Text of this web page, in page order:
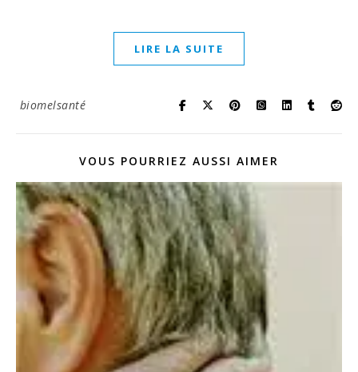
LIRE LA SUITE
biomelsanté
VOUS POURRIEZ AUSSI AIMER